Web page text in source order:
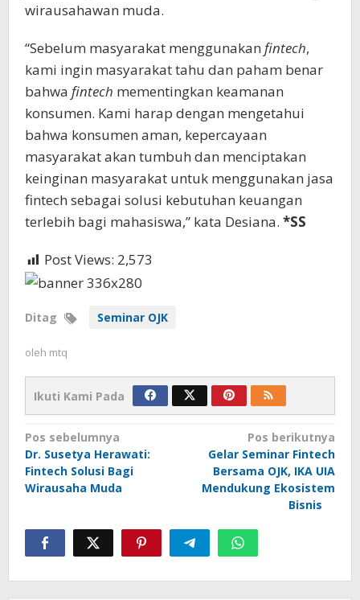
wirausahawan muda.
“Sebelum masyarakat menggunakan fintech,
kami ingin masyarakat tahu dan paham benar
bahwa fintech mementingkan keamanan
konsumen. Kami harap dengan mengetahui
bahwa konsumen aman, kepercayaan
masyarakat akan tumbuh dan menciptakan
keinginan masyarakat untuk menggunakan jasa
fintech sebagai solusi kebutuhan keuangan
terlebih bagi mahasiswa,” kata Desiana. *SS
Post Views: 2,573
Ditag Seminar OJK
oleh mtq
Ikuti Kami Pada
Navigasi
pos
Pos sebelumnya
Dr. Susetya Herawati:
Fintech Solusi Bagi
Wirausaha Muda
Pos berikutnya
Gelar Seminar Fintech
Bersama OJK, IKA UIA
Mendukung Ekosistem
Bisnis